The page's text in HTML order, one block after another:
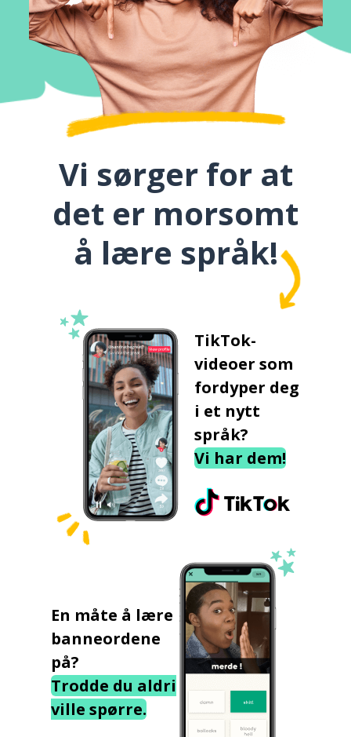
Vi sørger for at
det er morsomt
å lære språk!
TikTok-
videoer som
fordyper deg
i et nytt
språk?
Vi har dem!
En måte å lære
banneordene
på?
Trodde du aldri
ville spørre.